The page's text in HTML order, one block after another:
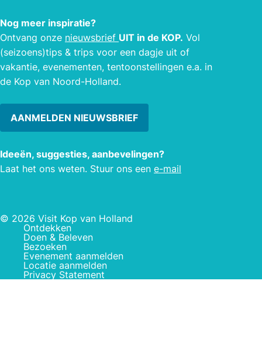
Nog meer inspiratie?
Ontvang onze nieuwsbrief UIT in de KOP. Vol
(seizoens)tips & trips voor een dagje uit of
vakantie, evenementen, tentoonstellingen e.a. in
de Kop van Noord-Holland.
AANMELDEN NIEUWSBRIEF
Ideeën, suggesties, aanbevelingen?
Laat het ons weten. Stuur ons een e-mail
© 2026 Visit Kop van Holland
Ontdekken
Doen & Beleven
Bezoeken
Evenement aanmelden
Locatie aanmelden
Privacy Statement